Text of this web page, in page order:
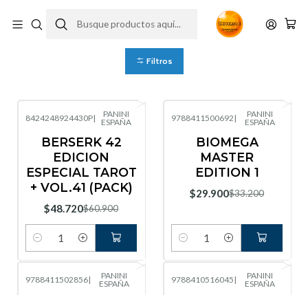
Panini España
Filtros
-20%OFF
8424248924430P|
PANINI
ESPAÑA
BERSERK 42
EDICION
ESPECIAL TAROT
+ VOL.41 (PACK)
$48.720$60.900
Cantidad
-10%OFF
9788411500692 |
PANINI
ESPAÑA
BIOMEGA
MASTER
EDITION 1
$29.900$33.200
Cantidad
9788411502856|
PANINI
ESPAÑA
9788410516045 |
PANINI
ESPAÑA